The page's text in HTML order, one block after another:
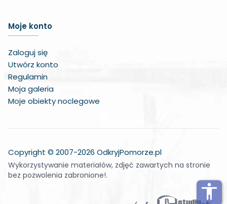
Moje konto
Zaloguj się
Utwórz konto
Regulamin
Moja galeria
Moje obiekty noclegowe
Copyright © 2007-2026 OdkryjPomorze.pl
Wykorzystywanie materiałów, zdjęć zawartych na stronie
bez pozwolenia zabronione!.
accessibility
Negatywne kolory
Wskaźnik do czytania